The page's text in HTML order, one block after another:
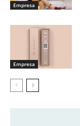
Empresa
Empresa